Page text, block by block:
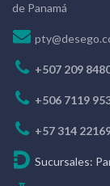
de Panamá
+507 209
+506 7119
+57 314
Sucursales: